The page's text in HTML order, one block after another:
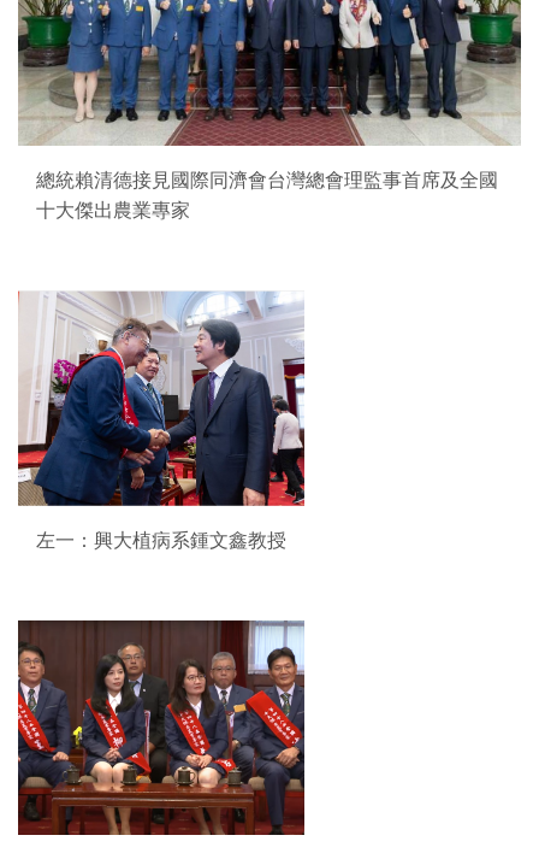
總統賴清德接見國際同濟會台灣總會理監事首席及全國
十大傑出農業專家
左一：興大植病系鍾文鑫教授